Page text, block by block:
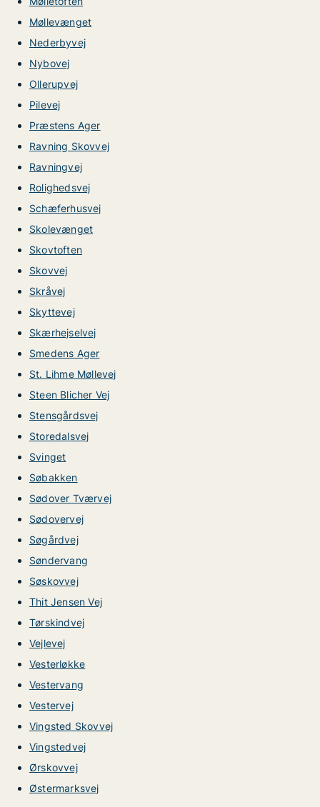
Møllevænget
Nederbyvej
Nybovej
Ollerupvej
Pilevej
Præstens Ager
Ravning Skovvej
Ravningvej
Rolighedsvej
Schæferhusvej
Skolevænget
Skovtoften
Skovvej
Skråvej
Skyttevej
Skærhejselvej
Smedens Ager
St. Lihme Møllevej
Steen Blicher Vej
Stensgårdsvej
Storedalsvej
Svinget
Søbakken
Sødover Tværvej
Sødovervej
Søgårdvej
Søndervang
Søskovvej
Thit Jensen Vej
Tørskindvej
Vejlevej
Vesterløkke
Vestervang
Vestervej
Vingsted Skovvej
Vingstedvej
Ørskovvej
Østermarksvej